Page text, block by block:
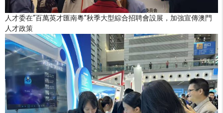
人才委在“百萬英才匯南粵”秋季大型綜合招聘會設展，加強宣傳澳門
人才政策